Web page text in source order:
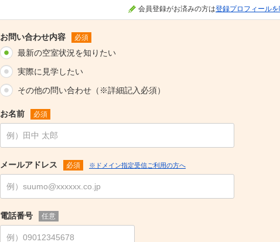
会員登録がお済みの方は登録プロフィール
お問い合わせ内容 必須
最新の空室状況を知りたい
実際に見学したい
その他の問い合わせ（※詳細記入必須）
お名前 必須
メールアドレス 必須 ※ドメイン指定受信ご利用の方へ
電話番号 任意